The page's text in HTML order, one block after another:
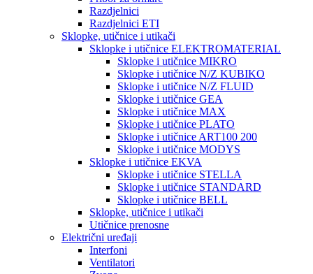
Razdjelnici
Razdjelnici ETI
Sklopke, utičnice i utikači
Sklopke i utičnice ELEKTROMATERIAL
Sklopke i utičnice MIKRO
Sklopke i utičnice N/Z KUBIKO
Sklopke i utičnice N/Z FLUID
Sklopke i utičnice GEA
Sklopke i utičnice MAX
Sklopke i utičnice PLATO
Sklopke i utičnice ART100 200
Sklopke i utičnice MODYS
Sklopke i utičnice EKVA
Sklopke i utičnice STELLA
Sklopke i utičnice STANDARD
Sklopke i utičnice BELL
Sklopke, utičnice i utikači
Utičnice prenosne
Električni uređaji
Interfoni
Ventilatori